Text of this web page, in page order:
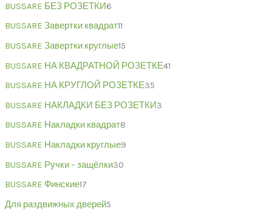
BUSSARE БЕЗ РОЗЕТКИ6
BUSSARE Завертки квадрат11
BUSSARE Завертки круглые15
BUSSARE НА КВАДРАТНОЙ РОЗЕТКЕ41
BUSSARE НА КРУГЛОЙ РОЗЕТКЕ35
BUSSARE НАКЛАДКИ БЕЗ РОЗЕТКИ3
BUSSARE Накладки квадрат8
BUSSARE Накладки круглые9
BUSSARE Ручки – защёлки30
BUSSARE Финские17
Для раздвижных дверей5